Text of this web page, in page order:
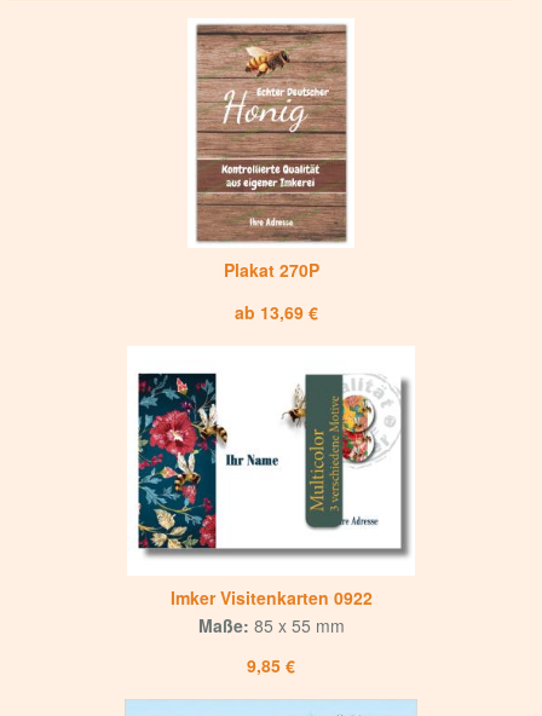
Plakat 270P
ab 13,69 €
Imker Visitenkarten 0922
9,85 €
Maße: 85 x 55 mm